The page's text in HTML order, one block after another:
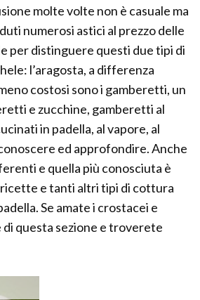
molte volte non è casuale ma
numerosi astici al prezzo delle
per distinguere questi due tipi di
l’aragosta, a differenza
costosi sono i gamberetti, un
e zucchine, gamberetti al
in padella, al vapore, al
ed approfondire. Anche
e quella più conosciuta è
ricette e tanti altri tipi di cottura
Se amate i crostacei e
questa sezione e troverete